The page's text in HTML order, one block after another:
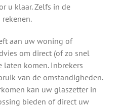
u klaar. Zelfs in de
aan uw woning of
om direct (of zo snel
laten komen. Inbrekers
van de omstandigheden.
kan uw glaszetter in
bieden of direct uw